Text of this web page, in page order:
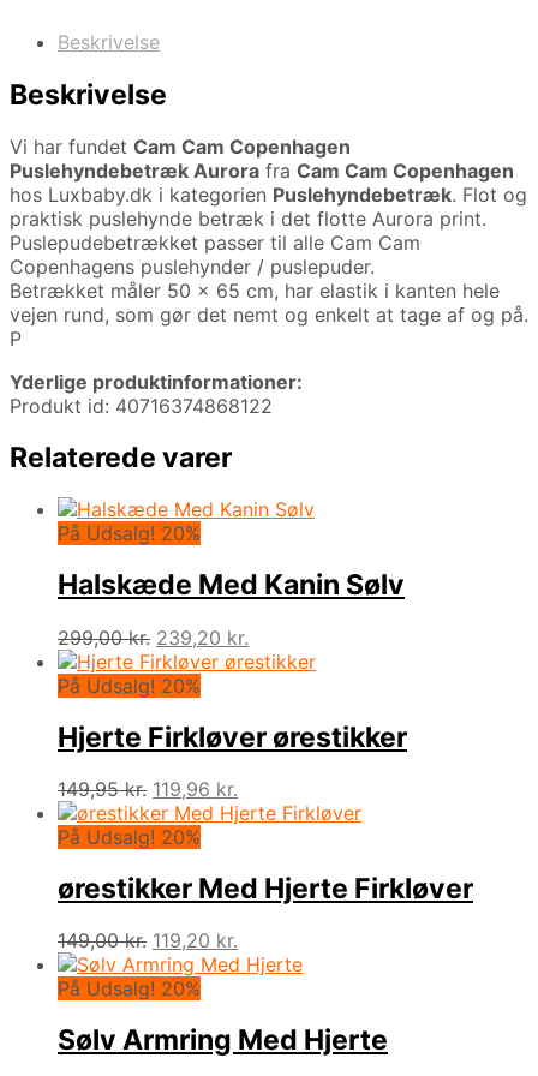
Beskrivelse
Beskrivelse
Vi har fundet Cam Cam Copenhagen
Puslehyndebetræk Aurora fra Cam Cam Copenhagen
hos Luxbaby.dk i kategorien Puslehyndebetræk. Flot og
praktisk puslehynde betræk i det flotte Aurora print.
Puslepudebetrækket passer til alle Cam Cam
Copenhagens puslehynder / puslepuder.
Betrækket måler 50 x 65 cm, har elastik i kanten hele
vejen rund, som gør det nemt og enkelt at tage af og på.
P
Yderlige produktinformationer:
Produkt id: 40716374868122
Relaterede varer
På Udsalg! 20%
Halskæde Med Kanin Sølv
299,00kr. Den
oprindelige
pris
299,00 kr..
239,20 kr.
aktuelle
239,20 kr..
På Udsalg! 20%
Hjerte Firkløver ørestikker
149,95kr. Den
oprindelige
pris
149,95 kr..
119,96 kr.
aktuelle
119,96 kr..
På Udsalg! 20%
ørestikker Med Hjerte Firkløver
149,00kr. Den
oprindelige
pris
149,00 kr..
119,20 kr.
aktuelle
119,20 kr..
På Udsalg! 20%
Sølv Armring Med Hjerte